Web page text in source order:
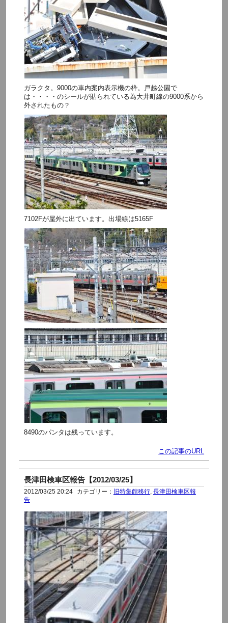
ガラクタ。9000の車内案内表示機の枠。戸越公園で
は・・・・のシールが貼られている為大井町線の9000系から
外されたもの？
7102Fが屋外に出ています。出場線は5165F
8490のパンタは残っています。
この記事のURL
長津田検車区報告【2012/03/25】
2012/03/25 20:24 カテゴリー： 旧特集館移行, 長津田検車区報
告